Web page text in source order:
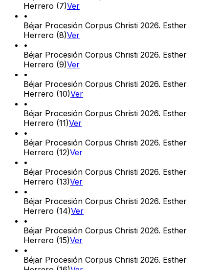
Herrero (7)Ver
•
Béjar Procesión Corpus Christi 2026. Esther
Herrero (8)Ver
•
Béjar Procesión Corpus Christi 2026. Esther
Herrero (9)Ver
•
Béjar Procesión Corpus Christi 2026. Esther
Herrero (10)Ver
•
Béjar Procesión Corpus Christi 2026. Esther
Herrero (11)Ver
•
Béjar Procesión Corpus Christi 2026. Esther
Herrero (12)Ver
•
Béjar Procesión Corpus Christi 2026. Esther
Herrero (13)Ver
•
Béjar Procesión Corpus Christi 2026. Esther
Herrero (14)Ver
•
Béjar Procesión Corpus Christi 2026. Esther
Herrero (15)Ver
•
Béjar Procesión Corpus Christi 2026. Esther